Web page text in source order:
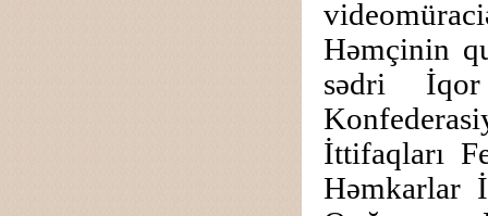
Həmçinin
sədri
İttifaqları
Həmkarlar